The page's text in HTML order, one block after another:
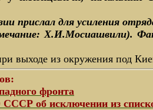
прислал для усиления
Х.И.Мосиашвили).
выходе из окружения под
фронта
об исключении из